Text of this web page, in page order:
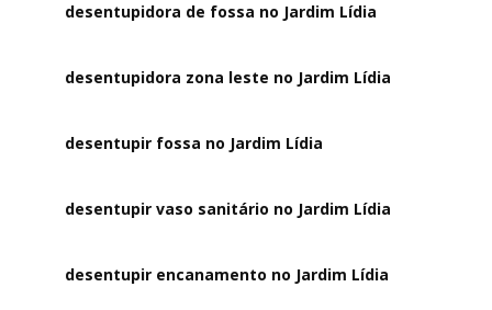
desentupidora de fossa no Jardim Lídia
desentupidora zona leste no Jardim Lídia
desentupir fossa no Jardim Lídia
desentupir vaso sanitário no Jardim Lídia
desentupir encanamento no Jardim Lídia